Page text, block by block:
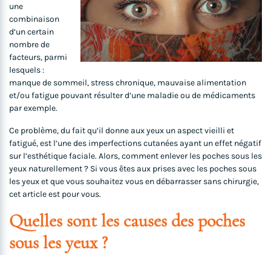
une
combinaison
d’un certain
nombre de
facteurs, parmi
lesquels :
manque de sommeil, stress chronique, mauvaise alimentation
et/ou fatigue pouvant résulter d’une maladie ou de médicaments
par exemple.
Ce problème, du fait qu’il donne aux yeux un aspect vieilli et
fatigué, est l’une des imperfections cutanées ayant un effet négatif
sur l’esthétique faciale. Alors, comment enlever les poches sous les
yeux naturellement ? Si vous êtes aux prises avec les poches sous
les yeux et que vous souhaitez vous en débarrasser sans chirurgie,
cet article est pour vous.
Quelles sont les causes des poches
sous les yeux ?